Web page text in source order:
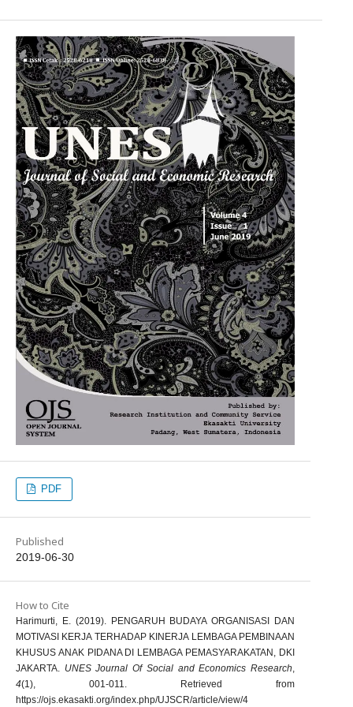
PDF
Published
2019-06-30
How to Cite
Harimurti, E. (2019). PENGARUH BUDAYA ORGANISASI DAN
MOTIVASI KERJA TERHADAP KINERJA LEMBAGA PEMBINAAN
KHUSUS ANAK PIDANA DI LEMBAGA PEMASYARAKATAN, DKI
JAKARTA. UNES Journal Of Social and Economics Research,
4(1), 001-011. Retrieved from
https://ojs.ekasakti.org/index.php/UJSCR/article/view/4